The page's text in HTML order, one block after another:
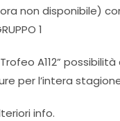
non disponibile)
1
A112”
per l’intera
info.